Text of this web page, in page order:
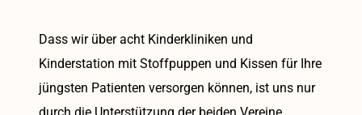
Dass wir über acht Kinderkliniken und
Kinderstation mit Stoffpuppen und Kissen für Ihre
jüngsten Patienten versorgen können, ist uns nur